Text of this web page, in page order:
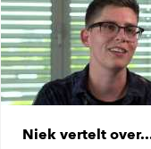
Niek vertelt